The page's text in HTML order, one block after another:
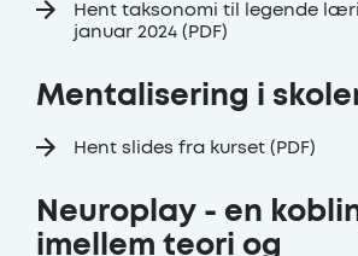
Hent taksonomi til legende
januar 2024 (PDF)
Mentalisering i
Hent slides fra kurset (PDF)
Neuroplay - en
imellem teori og